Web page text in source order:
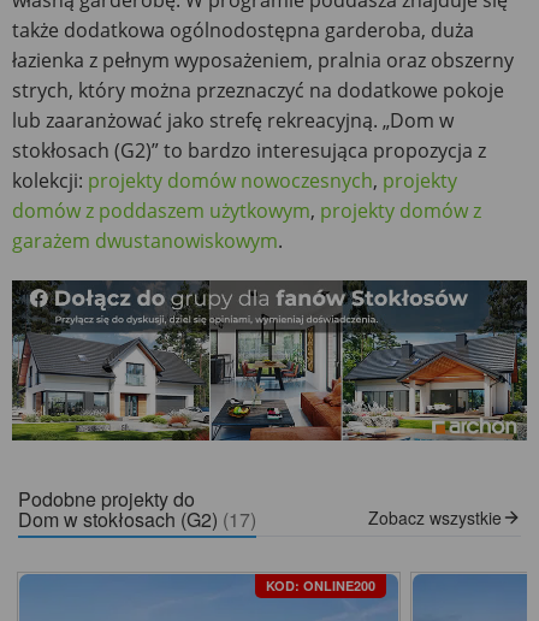
także dodatkowa ogólnodostępna garderoba, duża
łazienka z pełnym wyposażeniem, pralnia oraz obszerny
strych, który można przeznaczyć na dodatkowe pokoje
lub zaaranżować jako strefę rekreacyjną. „Dom w
stokłosach (G2)” to bardzo interesująca propozycja z
kolekcji: projekty domów nowoczesnych, projekty
domów z poddaszem użytkowym, projekty domów z
garażem dwustanowiskowym.
Podobne projekty do
Dom w stokłosach (G2) (17) Zobacz wszystkie
KOD: ONLINE200